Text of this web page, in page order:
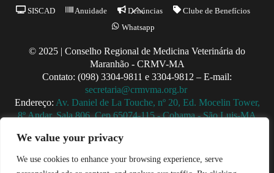
We value your privacy
We use cookies to enhance your browsing experience, serve
Back
To
SISCAD Anuidade Denúncias
Clube de Benefícios
Whatsapp
© 2025 | Conselho Regional de Medicina Veterinária do
Maranhão - CRMV-MA
Contato: (098) 3304-9811 e 3304-9812 – E-mail:
secretaria@crmvma.org.br
Endereço: Av. Daniel de La Touche, nº 20, Ed. Mocelin Tower,
8º Andar, Sala 806, Cep 65074-115 - Cohama - São Luis-MA